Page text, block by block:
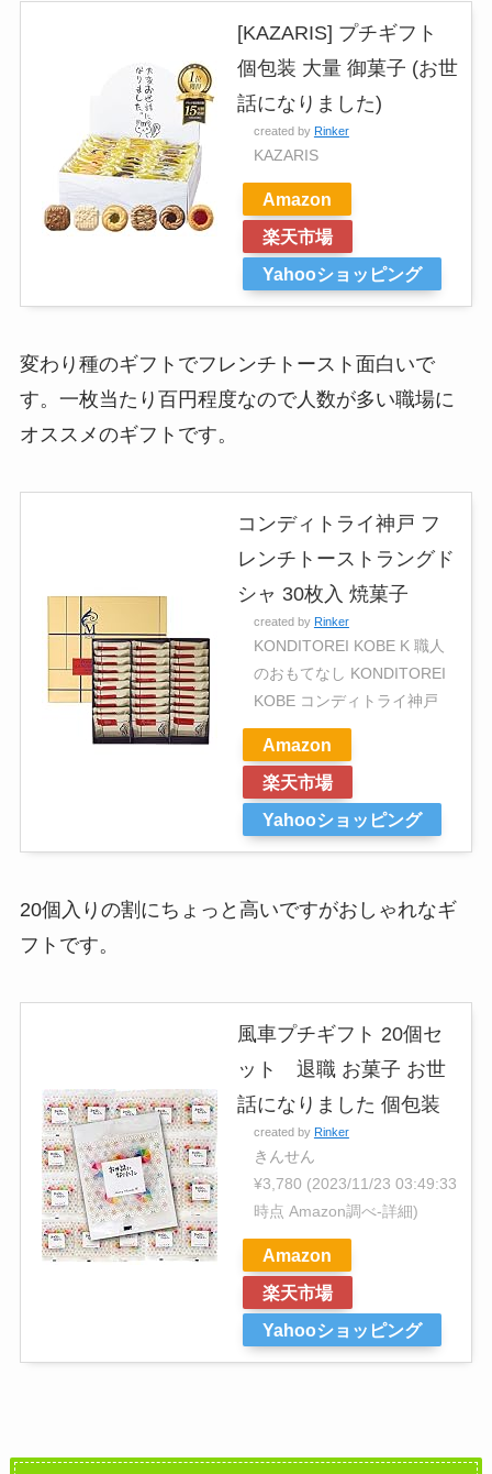
[KAZARIS] プチギフト
個包装 大量 御菓子 (お世
話になりました)
created by Rinker
KAZARIS
Amazon
楽天市場
Yahooショッピング
変わり種のギフトでフレンチトースト面白いで
す。一枚当たり百円程度なので人数が多い職場に
オススメのギフトです。
コンディトライ神戸 フ
レンチトーストラングド
シャ 30枚入 焼菓子
created by Rinker
KONDITOREI KOBE K 職人
のおもてなし KONDITOREI
KOBE コンディトライ神戸
Amazon
楽天市場
Yahooショッピング
20個入りの割にちょっと高いですがおしゃれなギ
フトです。
風車プチギフト 20個セ
ット 退職 お菓子 お世
話になりました 個包装
created by Rinker
きんせん
¥3,780 (2023/11/23 03:49:33
時点 Amazon調べ-詳細)
Amazon
楽天市場
Yahooショッピング